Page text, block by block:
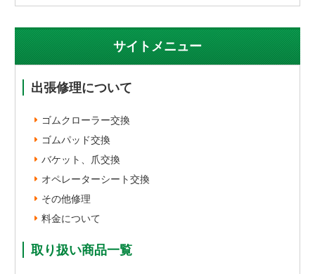
サイトメニュー
出張修理について
ゴムクローラー交換
ゴムパッド交換
バケット、爪交換
オペレーターシート交換
その他修理
料金について
取り扱い商品一覧